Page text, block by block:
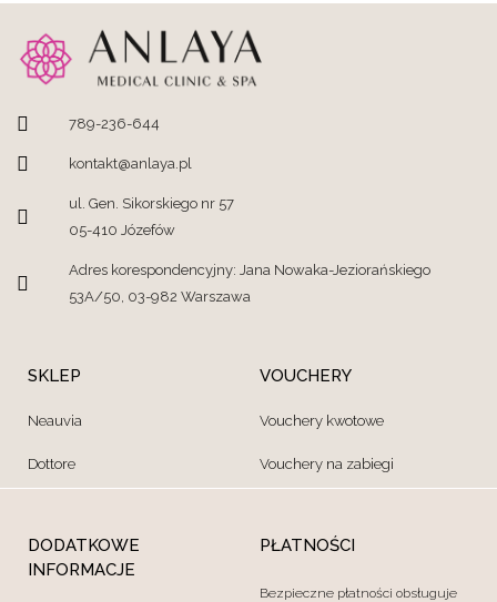
789-236-644
kontakt@anlaya.pl
ul. Gen. Sikorskiego nr 57
05-410 Józefów
Adres korespondencyjny: Jana Nowaka-Jeziorańskiego
53A/50, 03-982 Warszawa
SKLEP
Neauvia
Dottore
VOUCHERY
Vouchery kwotowe
Vouchery na zabiegi
DODATKOWE
INFORMACJE
PŁATNOŚCI
Bezpieczne płatności obsługuje